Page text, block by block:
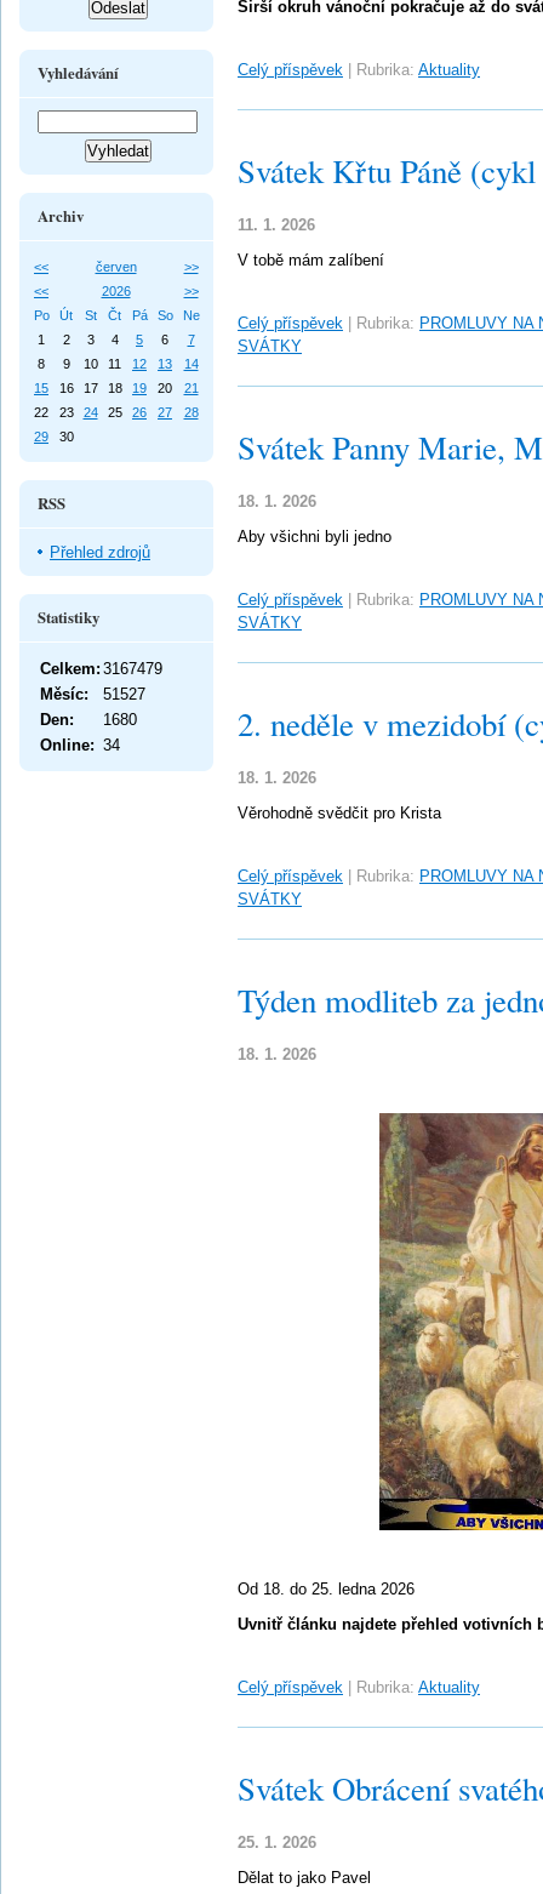
Širší okruh vánoční pokračuje až do
Celý příspěvek Rubrika: Aktuality
Svátek Křtu Páně
11. 1. 2026
V tobě mám zalíbení
Celý příspěvek Rubrika: PROMLUVY NA
SVÁTKY
Svátek Panny Marie,
18. 1. 2026
Aby všichni byli jedno
Celý příspěvek Rubrika: PROMLUVY NA
SVÁTKY
2. neděle v mezidobí
18. 1. 2026
Věrohodně svědčit pro Krista
Celý příspěvek Rubrika: PROMLUVY NA
SVÁTKY
Týden modliteb za
18. 1. 2026
Od 18. do 25. ledna 2026
Uvnitř článku najdete přehled votivních
Celý příspěvek Rubrika: Aktuality
Svátek Obrácení
25. 1. 2026
Dělat to jako Pavel
Vyhledávání
Archiv
<< červen
>>
<<
2026
>>
Po
Út St Čt Pá So
Ne
1
2 3 4 5 6
7
8
9 10 11 12 13
14
15
16 17 18 19 20
21
22
23 24 25 26 27
28
29
30
RSS
Přehled zdrojů
Statistiky
Online: 34
Celkem: 3167479
Měsíc:
51527
Den:
1680